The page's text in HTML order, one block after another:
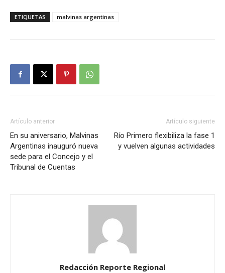
ETIQUETAS malvinas argentinas
Artículo anterior
En su aniversario, Malvinas
Argentinas inauguró nueva
sede para el Concejo y el
Tribunal de Cuentas
Artículo siguiente
Río Primero flexibiliza la fase 1
y vuelven algunas actividades
Redacción Reporte Regional